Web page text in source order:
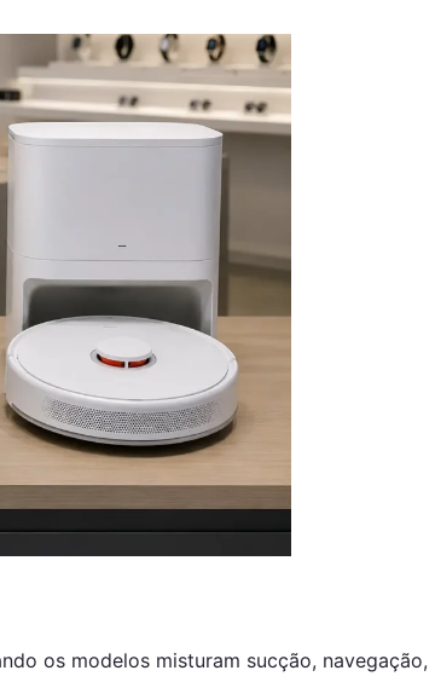
os modelos misturam sucção, navegação,